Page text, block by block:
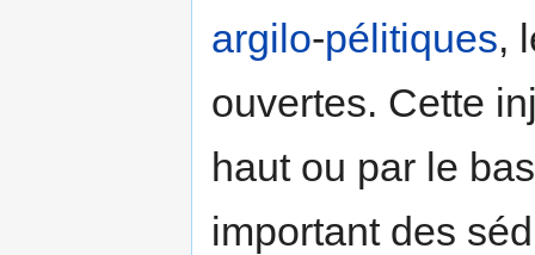
argilo-pélitiques,
ouvertes. Cette
haut ou par le
important des